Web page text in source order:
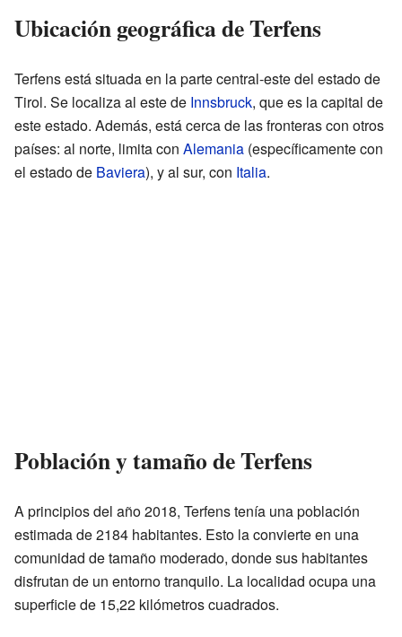
Ubicación geográfica de Terfens
Terfens está situada en la parte central-este del estado de
Tirol. Se localiza al este de Innsbruck, que es la capital de
este estado. Además, está cerca de las fronteras con otros
países: al norte, limita con Alemania (específicamente con
el estado de Baviera), y al sur, con Italia.
Población y tamaño de Terfens
A principios del año 2018, Terfens tenía una población
estimada de 2184 habitantes. Esto la convierte en una
comunidad de tamaño moderado, donde sus habitantes
disfrutan de un entorno tranquilo. La localidad ocupa una
superficie de 15,22 kilómetros cuadrados.